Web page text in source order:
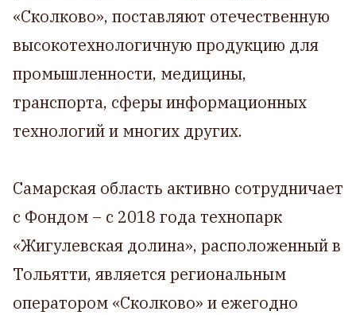
«Сколково», поставляют отечественную
высокотехнологичную продукцию для
промышленности, медицины,
транспорта, сферы информационных
технологий и многих других.
Самарская область активно сотрудничает
с Фондом – с 2018 года технопарк
«Жигулевская долина», расположенный в
Тольятти, является региональным
оператором «Сколково» и ежегодно